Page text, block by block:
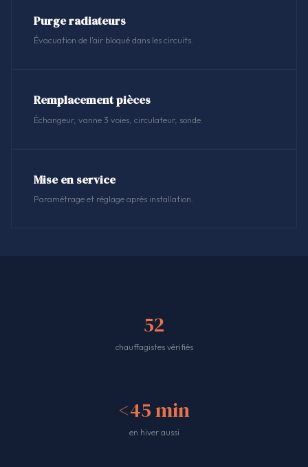
Purge radiateurs
Évacuation de l'air bloqué dans les circuits.
Remplacement pièces
Échangeur, vanne 3 voies, circulateur, sonde.
Mise en service
Paramétrage et réglage après installation.
52
chauffagistes vérifiés
<45 min
en hiver aussi